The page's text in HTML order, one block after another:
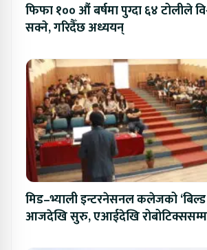
फिफा १०० औं बर्षमा पुग्दा ६४ टोलीले
सक्ने, गरिदैँछ अध्ययन्
मिड–भ्याली इन्टरनेसनल कलेजको ‘बिल्ड
आजदेखि सुरु, एआईदेखि